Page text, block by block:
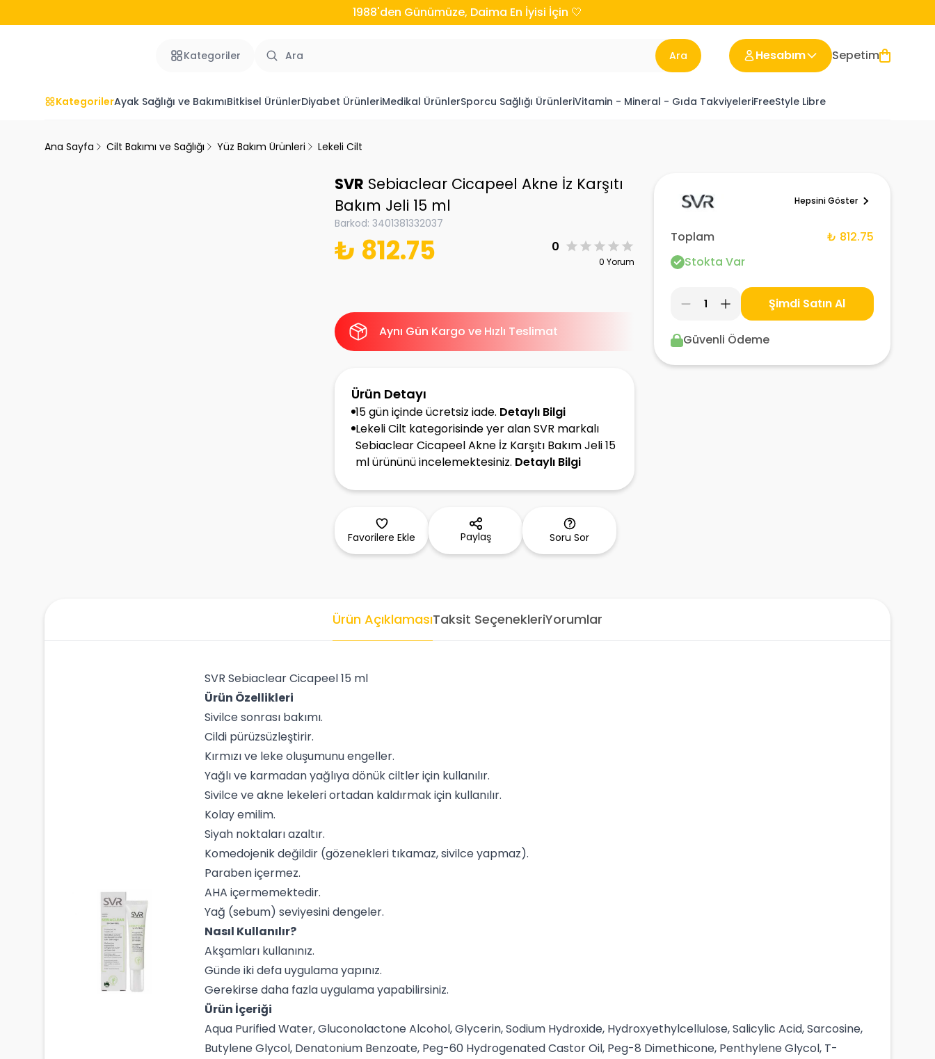
1988'den Günümüze, Daima En İyisi İçin 🤍
Kategoriler Ara Hesabım Sepetim
KategorilerAyak Sağlığı ve BakımıBitkisel ÜrünlerDiyabet ÜrünleriMedikal ÜrünlerSporcu Sağlığı ÜrünleriVitamin - Mineral - Gıda TakviyeleriFreeStyle Libre
Ana Sayfa Cilt Bakımı ve Sağlığı Yüz Bakım Ürünleri Lekeli Cilt
SVR Sebiaclear Cicapeel Akne İz Karşıtı
Bakım Jeli 15 ml
Barkod:3401381332037
₺ 812.75 0
0 Yorum
Aynı Gün Kargo ve Hızlı Teslimat
Ürün Detayı
15 gün içinde ücretsiz iade. Detaylı Bilgi
Lekeli Cilt kategorisinde yer alan SVR markalı
Sebiaclear Cicapeel Akne İz Karşıtı Bakım Jeli 15
ml ürününü incelemektesiniz. Detaylı Bilgi
Favorilere Ekle Paylaş Soru Sor
Hepsini Göster
Toplam
₺ 812.75
Stokta Var
1 Şimdi Satın Al
Güvenli Ödeme
Ürün AçıklamasıTaksit SeçenekleriYorumlar
SVR Sebiaclear Cicapeel 15 ml
Ürün Özellikleri
Sivilce sonrası bakımı.
Cildi pürüzsüzleştirir.
Kırmızı ve leke oluşumunu engeller.
Yağlı ve karmadan yağlıya dönük ciltler için kullanılır.
Sivilce ve akne lekeleri ortadan kaldırmak için kullanılır.
Kolay emilim.
Siyah noktaları azaltır.
Komedojenik değildir (gözenekleri tıkamaz, sivilce yapmaz).
Paraben içermez.
AHA içermemektedir.
Yağ (sebum) seviyesini dengeler.
Nasıl Kullanılır?
Akşamları kullanınız.
Günde iki defa uygulama yapınız.
Gerekirse daha fazla uygulama yapabilirsiniz.
Ürün İçeriği
Aqua Purified Water, Gluconolactone Alcohol, Glycerin, Sodium Hydroxide, Hydroxyethylcellulose, Salicylic Acid, Sarcosine,
Butylene Glycol, Denatonium Benzoate, Peg-60 Hydrogenated Castor Oil, Peg-8 Dimethicone, Penthylene Glycol, T-